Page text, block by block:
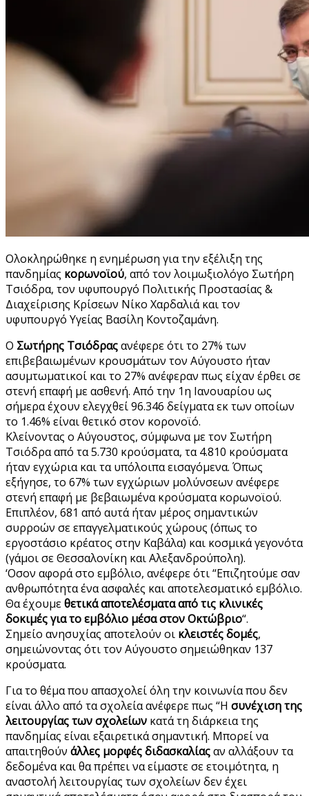
Ολοκληρώθηκε η ενημέρωση για την εξέλιξη της
πανδημίας κορωνοϊού, από τον λοιμωξιολόγο Σωτήρη
Τσιόδρα, τον υφυπουργό Πολιτικής Προστασίας &
Διαχείρισης Κρίσεων Νίκο Χαρδαλιά και τον
υφυπουργό Υγείας Βασίλη Κοντοζαμάνη.
Ο Σωτήρης Τσιόδραςανέφερε ότι το 27% των
επιβεβαιωμένων κρουσμάτων τον Αύγουστο ήταν
ασυμτωματικοί και το 27% ανέφεραν πως είχαν έρθει σε
στενή επαφή με ασθενή. Από την 1η Ιανουαρίου ως
σήμερα έχουν ελεγχθεί 96.346 δείγματα εκ των οποίων
το 1.46% είναι θετικό στον κορονοϊό.
Κλείνοντας ο Αύγουστος, σύμφωνα με τον Σωτήρη
Τσιόδρα από τα 5.730 κρούσματα, τα 4.810 κρούσματα
ήταν εγχώρια και τα υπόλοιπα εισαγόμενα. Όπως
εξήγησε, το 67% των εγχώριων μολύνσεων ανέφερε
στενή επαφή με βεβαιωμένα κρούσματα κορωνοϊού.
Επιπλέον, 681 από αυτά ήταν μέρος σημαντικών
συρροών σε επαγγελματικούς χώρους (όπως το
εργοστάσιο κρέατος στην Καβάλα) και κοσμικά γεγονότα
(γάμοι σε Θεσσαλονίκη και Αλεξανδρούπολη).
‘Οσον αφορά στο εμβόλιο, ανέφερε ότι “Επιζητούμε σαν
ανθρωπότητα ένα ασφαλές και αποτελεσματικό εμβόλιο.
Θα έχουμεθετικά αποτελέσματα από τις κλινικές
δοκιμές για το εμβόλιο μέσα στον Οκτώβριο“.
Σημείο ανησυχίας αποτελούν οι κλειστές δομές,
σημειώνοντας ότι τον Αύγουστο σημειώθηκαν 137
κρούσματα.
Για το θέμα που απασχολεί όλη την κοινωνία που δεν
είναι άλλο από τα σχολεία ανέφερε πως “Η συνέχιση της
λειτουργίας των σχολείων κατά τη διάρκεια της
πανδημίας είναι εξαιρετικά σημαντική. Μπορεί να
απαιτηθούν άλλες μορφές διδασκαλίαςαν αλλάξουν τα
δεδομένα και θα πρέπει να είμαστε σε ετοιμότητα, η
αναστολή λειτουργίας των σχολείων δεν έχει